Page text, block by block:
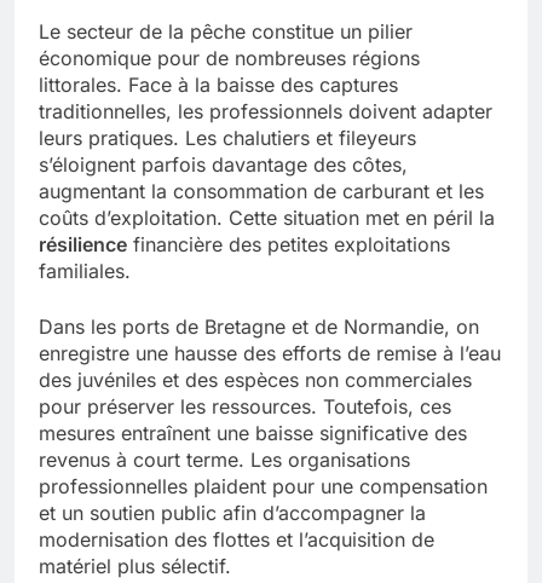
Le secteur de la pêche constitue un pilier
économique pour de nombreuses régions
littorales. Face à la baisse des captures
traditionnelles, les professionnels doivent adapter
leurs pratiques. Les chalutiers et fileyeurs
s’éloignent parfois davantage des côtes,
augmentant la consommation de carburant et les
coûts d’exploitation. Cette situation met en péril la
résilience financière des petites exploitations
familiales.
Dans les ports de Bretagne et de Normandie, on
enregistre une hausse des efforts de remise à l’eau
des juvéniles et des espèces non commerciales
pour préserver les ressources. Toutefois, ces
mesures entraînent une baisse significative des
revenus à court terme. Les organisations
professionnelles plaident pour une compensation
et un soutien public afin d’accompagner la
modernisation des flottes et l’acquisition de
matériel plus sélectif.